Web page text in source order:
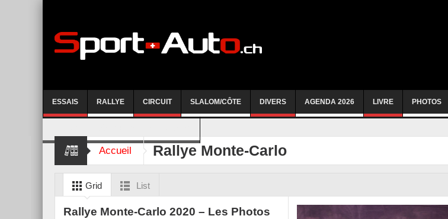
ESSAIS RALLYE CIRCUIT SLALOM/CÔTE DIVERS AGENDA 2026 LIVRE PHOTOS
Accueil Rallye Monte-Carlo
Grid List
Rallye Monte-Carlo 2020 – Les Photos